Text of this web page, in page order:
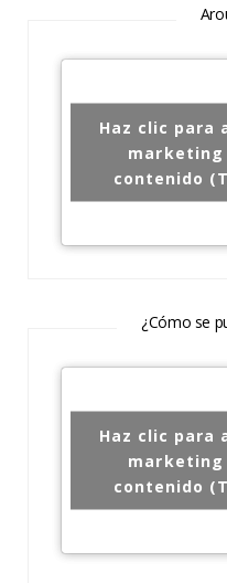
Haz clic para
contenido
¿Cómo se
Haz clic para
contenido